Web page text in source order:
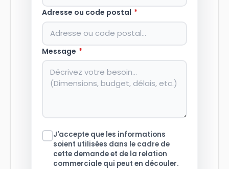
Adresse ou code postal *
Message *
J'accepte que les informations
soient utilisées dans le cadre de
cette demande et de la relation
commerciale qui peut en découler.